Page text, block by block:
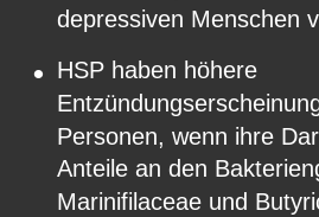
depressiven Menschen
• HSP haben höhere
Personen, wenn ihre
Anteile an den
Marinifilaceae und